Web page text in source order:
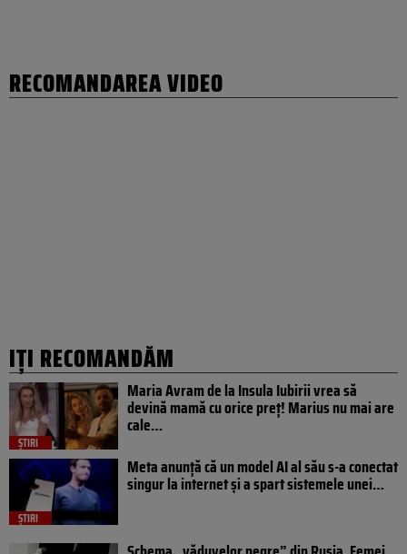
RECOMANDAREA VIDEO
IȚI RECOMANDĂM
ȘTIRI
Maria Avram de la Insula Iubirii vrea să
devină mamă cu orice preț! Marius nu mai are
cale…
ȘTIRI
Meta anunță că un model AI al său s-a conectat
singur la internet și a spart sistemele unei…